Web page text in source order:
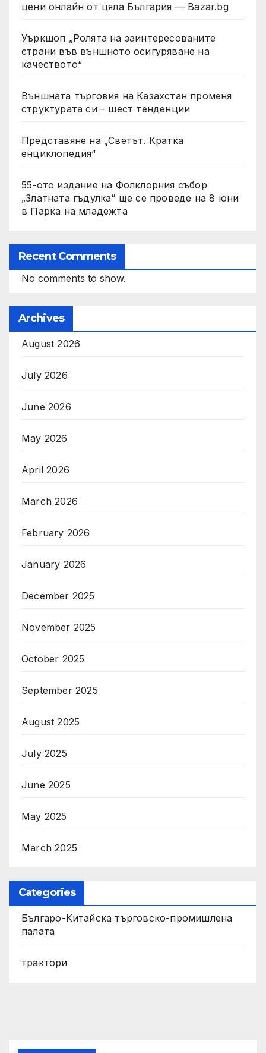
цени онлайн от цяла България — Bazar.bg
Уъркшоп „Ролята на заинтересованите
страни във външното осигуряване на
качеството“
Външната търговия на Казахстан променя
структурата си – шест тенденции
Представяне на „Светът. Кратка
енциклопедия“
55-ото издание на Фолклорния събор
„Златната гъдулка“ ще се проведе на 8 юни
в Парка на младежта
Recent Comments
No comments to show.
Archives
August 2026
July 2026
June 2026
May 2026
April 2026
March 2026
February 2026
January 2026
December 2025
November 2025
October 2025
September 2025
August 2025
July 2025
June 2025
May 2025
March 2025
Categories
Българо-Китайска търговско-промишлена
палата
трактори